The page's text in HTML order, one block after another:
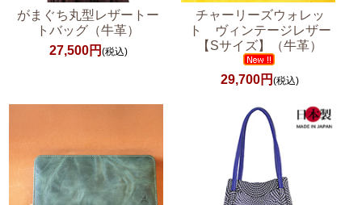
がまぐち丸型レザートー
トバッグ（牛革）
27,500円 (税込)
チャーリーズウォレッ
ト ヴィンテージレザー
【Sサイズ】（牛革）
29,700円(税込)